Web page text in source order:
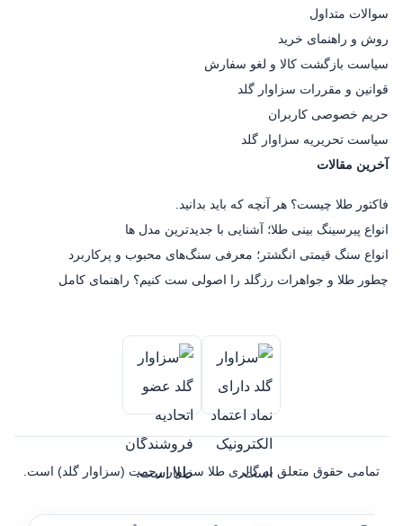
سوالات متداول
روش و راهنمای خرید
سیاست بازگشت کالا و لغو سفارش
قوانین و مقررات سزاوار گلد
حریم خصوصی کاربران
سیاست تحریریه سزاوار گلد
آخرین مقالات
فاکتور طلا چیست؟ هر آنچه که باید بدانید.
انواع پیرسینگ بینی طلا؛ آشنایی با جدیدترین مدل ها
انواع سنگ قیمتی انگشتر؛ معرفی سنگ‌های محبوب و پرکاربرد
چطور طلا و جواهرات رزگلد را اصولی ست کنیم؟ راهنمای کامل
تمامی حقوق متعلق به گالری طلا سزاوار رحمت (سزاوار گلد) است.